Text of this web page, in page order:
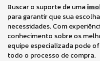
Buscar o suporte de uma
para garantir que sua
necessidades. Com
conhecimento sobre os
equipe especializada pode
todo o processo de compra.